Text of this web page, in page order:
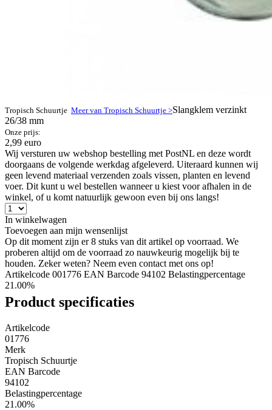
Tropisch Schuurtje Meer van Tropisch Schuurtje >Slangklem verzinkt
26/38 mm
Onze prijs:
2,99 euro
Wij versturen uw webshop bestelling met PostNL en deze wordt
doorgaans de volgende werkdag afgeleverd. Uiteraard kunnen wij
geen levend materiaal verzenden zoals vissen, planten en levend
voer. Dit kunt u wel bestellen wanneer u kiest voor afhalen in de
winkel, of u komt natuurlijk gewoon even bij ons langs!
In winkelwagen
Toevoegen aan mijn wensenlijst
Op dit moment zijn er 8 stuks van dit artikel op voorraad. We
proberen altijd om de voorraad zo nauwkeurig mogelijk bij te
houden. Zeker weten? Neem even contact met ons op!
Artikelcode 001776 EAN Barcode 94102 Belastingpercentage
21.00%
Product specificaties
Artikelcode
01776
Merk
Tropisch Schuurtje
EAN Barcode
94102
Belastingpercentage
21.00%